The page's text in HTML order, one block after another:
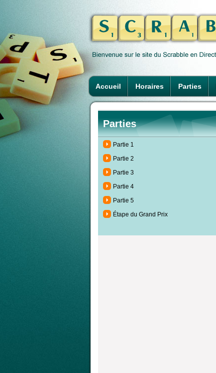
Accueil Horaires Parties
Parties
Partie 1
Partie 2
Partie 3
Partie 4
Partie 5
Étape du Grand Prix